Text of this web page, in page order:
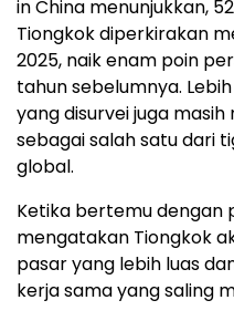
in China menunjukkan,
Tiongkok diperkirakan
2025, naik enam poin
tahun sebelumnya.
yang disurvei juga
sebagai salah satu dari
global.
Ketika bertemu dengan
mengatakan Tiongkok
pasar yang lebih luas
kerja sama yang saling